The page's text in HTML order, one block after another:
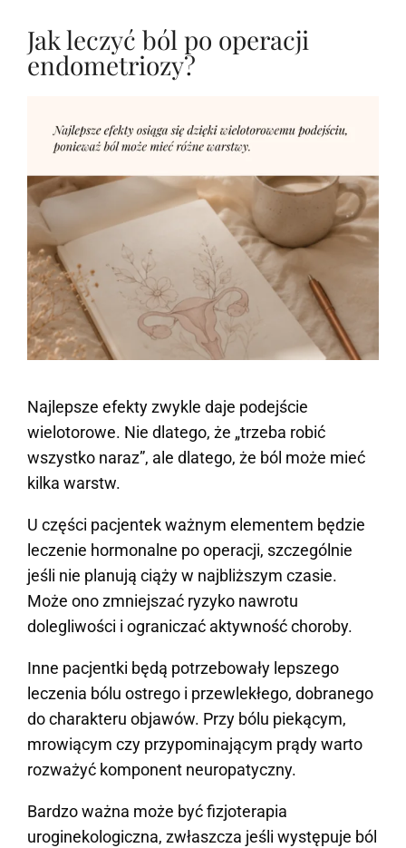
Jak leczyć ból po operacji
endometriozy?
Najlepsze efekty zwykle daje podejście
wielotorowe. Nie dlatego, że „trzeba robić
wszystko naraz”, ale dlatego, że ból może mieć
kilka warstw.
U części pacjentek ważnym elementem będzie
leczenie hormonalne po operacji, szczególnie
jeśli nie planują ciąży w najbliższym czasie.
Może ono zmniejszać ryzyko nawrotu
dolegliwości i ograniczać aktywność choroby.
Inne pacjentki będą potrzebowały lepszego
leczenia bólu ostrego i przewlekłego, dobranego
do charakteru objawów. Przy bólu piekącym,
mrowiącym czy przypominającym prądy warto
rozważyć komponent neuropatyczny.
Bardzo ważna może być fizjoterapia
uroginekologiczna, zwłaszcza jeśli występuje ból